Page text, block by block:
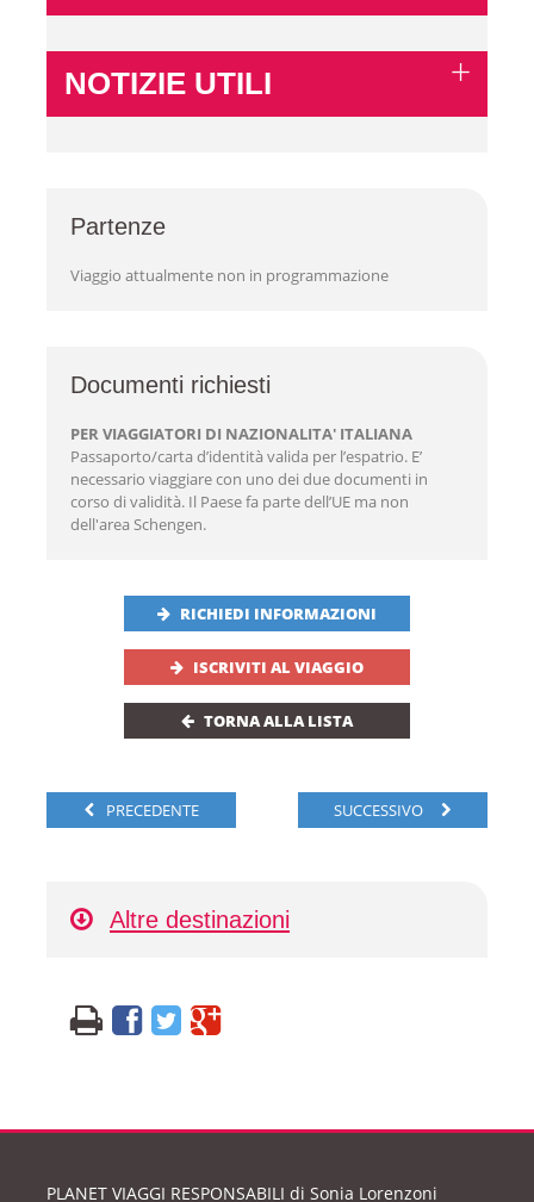
NOTIZIE UTILI
Partenze
Viaggio attualmente non in programmazione
Documenti richiesti
PER VIAGGIATORI DI NAZIONALITA' ITALIANA
Passaporto/carta d’identità valida per l’espatrio. E’
necessario viaggiare con uno dei due documenti in
corso di validità. Il Paese fa parte dell’UE ma non
dell'area Schengen.
RICHIEDI INFORMAZIONI
ISCRIVITI AL VIAGGIO
TORNA ALLA LISTA
PRECEDENTE SUCCESSIVO
Altre destinazioni
PLANET VIAGGI RESPONSABILI di Sonia Lorenzoni